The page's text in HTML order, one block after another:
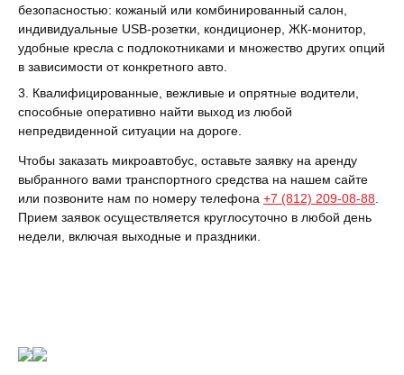
безопасностью: кожаный или комбинированный салон,
индивидуальные USB-розетки, кондиционер, ЖК-монитор,
удобные кресла с подлокотниками и множество других опций
в зависимости от конкретного авто.
Квалифицированные, вежливые и опрятные водители,
способные оперативно найти выход из любой
непредвиденной ситуации на дороге.
Чтобы заказать микроавтобус, оставьте заявку на аренду
выбранного вами транспортного средства на нашем сайте
или позвоните нам по номеру телефона +7 (812) 209-08-88.
Прием заявок осуществляется круглосуточно в любой день
недели, включая выходные и праздники.